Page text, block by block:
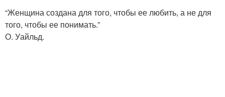
“Женщина создана для того, чтобы ее любить, а не для
того, чтобы ее понимать.”
О. Уайльд.